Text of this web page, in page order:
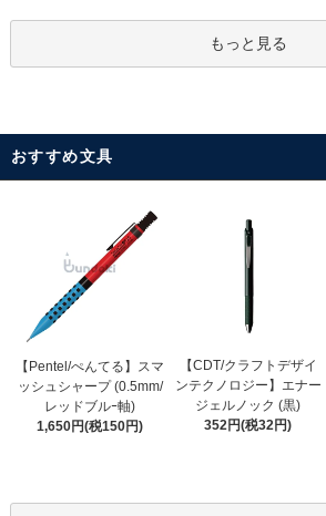
もっと見る
おすすめ文具
【Pentel/ぺんてる】スマ
ッシュシャープ (0.5mm/
レッドブルｰ軸)
1,650円(税150円)
【CDT/クラフトデザイ
ンテクノロジー】エナー
ジェルノック (黒)
352円(税32円)